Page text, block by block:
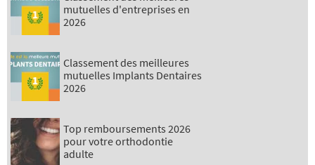
mutuelles d'entreprises en
2026
Classement des meilleures
mutuelles Implants Dentaires
2026
Top remboursements 2026
pour votre orthodontie
adulte